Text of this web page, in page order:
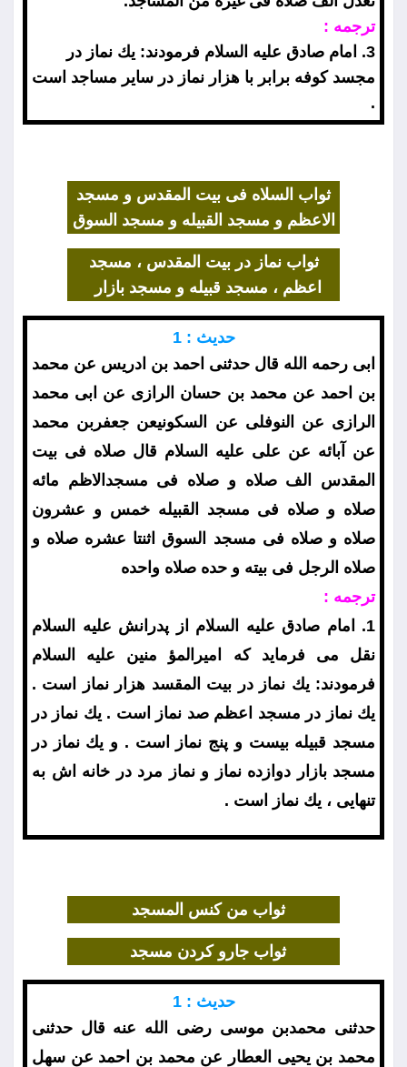
ترجمه :
3. امام صادق عليه السلام فرمودند: يك نماز در
مجسد كوفه برابر با هزار نماز در ساير مساجد است
.
ثواب السلاه فى بيت المقدس و مسجد
الاعظم و مسجد القبيله و مسجد السوق
ثواب نماز در بيت المقدس ، مسجد
اعظم ، مسجد قبيله و مسجد بازار
حديث : 1
ابى رحمه الله قال حدثنى احمد بن ادريس عن محمد
بن احمد عن محمد بن حسان الرازى عن ابى محمد
الرازى عن النوفلى عن السكونيعن جعفربن محمد
عن آبائه عن على عليه السلام قال صلاه فى بيت
المقدس الف صلاه و صلاه فى مسجدالاظم مائه
صلاه و صلاه فى مسجد القبيله خمس و عشرون
صلاه و صلاه فى مسجد السوق اثنتا عشره صلاه و
صلاه الرجل فى بيته و حده صلاه واحده
ترجمه :
1. امام صادق عليه السلام از پدرانش عليه السلام
نقل مى فرمايد كه اميرالمؤ منين عليه السلام
فرمودند: يك نماز در بيت المقسد هزار نماز است .
يك نماز در مسجد اعظم صد نماز است . يك نماز در
مسجد قبيله بيست و پنج نماز است . و يك نماز در
مسجد بازار دوازده نماز و نماز مرد در خانه اش به
تنهايى ، يك نماز است .
ثواب من كنس المسجد
ثواب جارو كردن مسجد
حديث : 1
حدثنى محمدبن موسى رضى الله عنه قال حدثنى
محمد بن يحيى العطار عن محمد بن احمد عن سهل